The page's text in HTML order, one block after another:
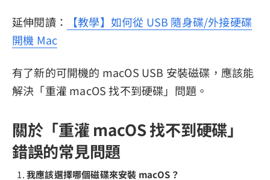
延伸閱讀：
【教學】如何從 USB 隨身碟/外接硬碟
開機 Mac
有了新的可開機的 macOS USB 安裝磁碟，應該能
解決「重灌 macOS 找不到硬碟」問題。
關於「重灌 macOS 找不到硬碟」
錯誤的常見問題
我應該選擇哪個磁碟來安裝 macOS？